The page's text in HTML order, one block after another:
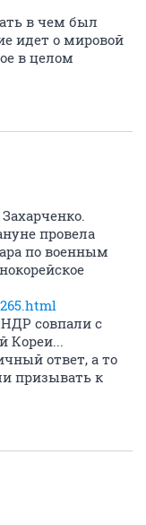
в чем был
идет о мировой
в целом
провела
по военным
совпали с
Кореи...
ответ, а то
призывать к